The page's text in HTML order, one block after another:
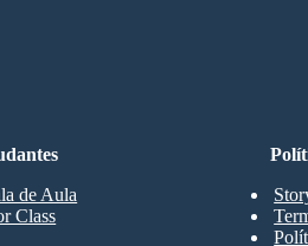
de Aula
Class